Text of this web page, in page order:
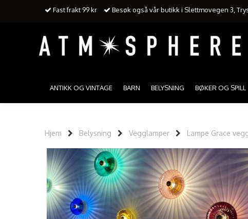
Fast frakt 99 kr Besøk også vår butikk i Slettmovegen 3,
ANTIKK OG VINTAGE BARN BELYSNING BØKER OG SPILL
Hjem Belysning Vegglamper Lampe Grace